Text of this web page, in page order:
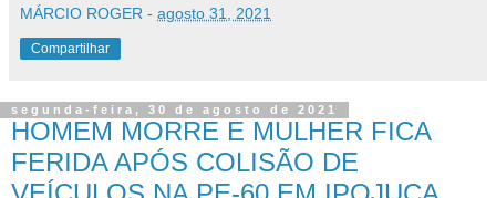
MÁRCIO ROGER - agosto 31, 2021
Compartilhar
segunda-feira, 30 de agosto de 2021
HOMEM MORRE E MULHER FICA
FERIDA APÓS COLISÃO DE